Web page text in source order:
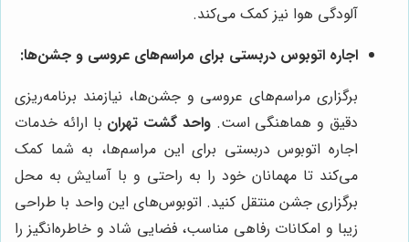
آلودگی هوا نیز کمک می‌کند.
اجاره اتوبوس دربستی برای مراسم‌های عروسی و جشن‌ها:
برگزاری مراسم‌های عروسی و جشن‌ها، نیازمند برنامه‌ریزی
دقیق و هماهنگی است.واحد گشت تهران با ارائه خدمات
اجاره اتوبوس دربستی برای این مراسم‌ها، به شما کمک
می‌کند تا مهمانان خود را به راحتی و با آسایش به محل
برگزاری جشن منتقل کنید. اتوبوس‌های این واحد با طراحی
زیبا و امکانات رفاهی مناسب، فضایی شاد و خاطره‌انگیز را